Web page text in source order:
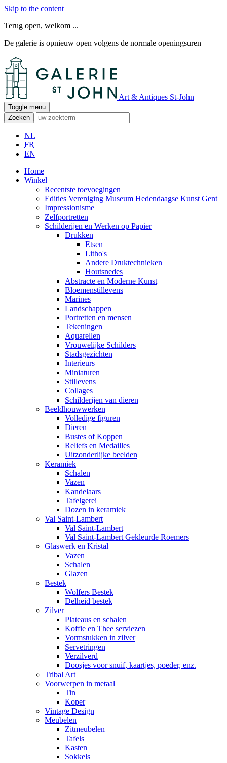
Skip to the content
Terug open, welkom ...
De galerie is opnieuw open volgens de normale openingsuren
Art & Antiques St-John
Toggle menu
Zoeken
NL
FR
EN
Home
Winkel
Recentste toevoegingen
Edities Vereniging Museum Hedendaagse Kunst Gent
Impressionisme
Zelfportretten
Schilderijen en Werken op Papier
Drukken
Etsen
Litho's
Andere Druktechnieken
Houtsnedes
Abstracte en Moderne Kunst
Bloemenstillevens
Marines
Landschappen
Portretten en mensen
Tekeningen
Aquarellen
Vrouwelijke Schilders
Stadsgezichten
Interieurs
Miniaturen
Stillevens
Collages
Schilderijen van dieren
Beeldhouwwerken
Volledige figuren
Dieren
Bustes of Koppen
Reliefs en Medailles
Uitzonderlijke beelden
Keramiek
Schalen
Vazen
Kandelaars
Tafelgerei
Dozen in keramiek
Val Saint-Lambert
Val Saint-Lambert
Val Saint-Lambert Gekleurde Roemers
Glaswerk en Kristal
Vazen
Schalen
Glazen
Bestek
Wolfers Bestek
Delheid bestek
Zilver
Plateaus en schalen
Koffie en Thee serviezen
Vormstukken in zilver
Servetringen
Verzilverd
Doosjes voor snuif, kaartjes, poeder, enz.
Tribal Art
Voorwerpen in metaal
Tin
Koper
Vintage Design
Meubelen
Zitmeubelen
Tafels
Kasten
Sokkels